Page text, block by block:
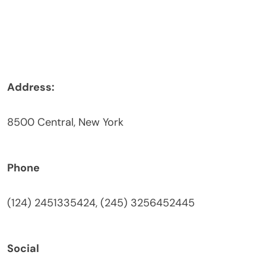
Address:
8500 Central, New York
Phone
(124) 2451335424, (245) 3256452445
Social